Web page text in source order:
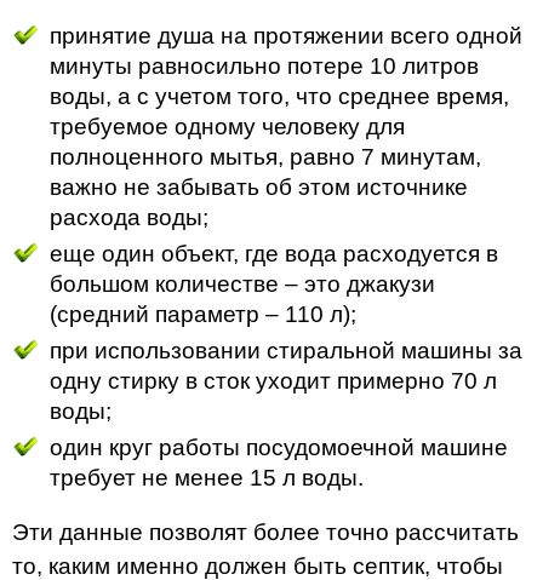
принятие душа на протяжении всего одной
минуты равносильно потере 10 литров
воды, а с учетом того, что среднее время,
требуемое одному человеку для
полноценного мытья, равно 7 минутам,
важно не забывать об этом источнике
расхода воды;
еще один объект, где вода расходуется в
большом количестве – это джакузи
(средний параметр – 110 л);
при использовании стиральной машины за
одну стирку в сток уходит примерно 70 л
воды;
один круг работы посудомоечной машине
требует не менее 15 л воды.
Эти данные позволят более точно рассчитать
то, каким именно должен быть септик, чтобы